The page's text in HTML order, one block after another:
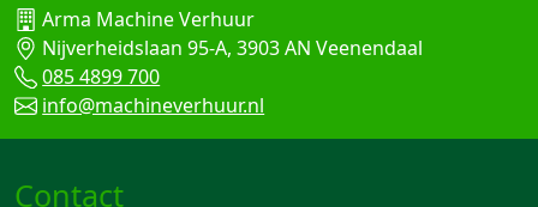
Arma Machine Verhuur
Nijverheidslaan 95-A, 3903 AN Veenendaal
085 4899 700
info@machineverhuur.nl
Contact